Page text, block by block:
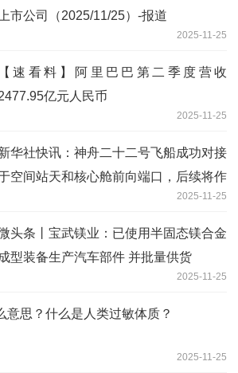
上市公司（2025/11/25）-报道
2025-11-25
【速看料】阿里巴巴第二季度营收
亿元人民币
2025-11-25
华社快讯：神舟二十二号飞船成功对接
空间站天和核心舱前向端口，后续将作
为神舟二十一号航天员乘组的返回飞船
每日短讯
2025-11-25
头条丨宝武镁业：已使用半固态镁合金
成型装备生产汽车部件 并批量供货
2025-11-25
意思？什么是人类过敏体质？
2025-11-25